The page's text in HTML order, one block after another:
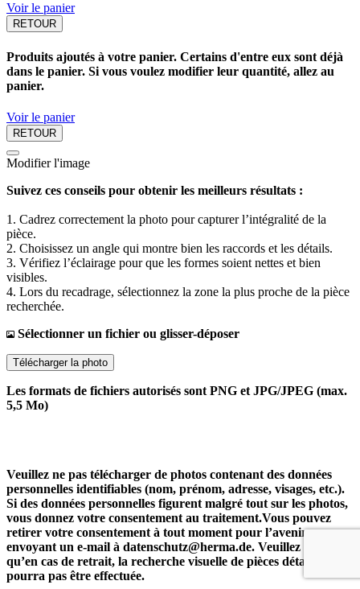
Voir le panier
RETOUR
Produits ajoutés à votre panier. Certains d'entre eux sont déjà
dans le panier. Si vous voulez modifier leur quantité, allez au
panier.
Voir le panier
RETOUR
Modifier l'image
Suivez ces conseils pour obtenir les meilleurs résultats :
1. Cadrez correctement la photo pour capturer l’intégralité de la
pièce.
2. Choisissez un angle qui montre bien les raccords et les détails.
3. Vérifiez l’éclairage pour que les formes soient nettes et bien
visibles.
4. Lors du recadrage, sélectionnez la zone la plus proche de la pièce
recherchée.
Sélectionner un fichier ou glisser-déposer
Télécharger la photo
Les formats de fichiers autorisés sont PNG et JPG/JPEG (max.
5,5 Mo)
Veuillez ne pas télécharger de photos contenant des données
personnelles identifiables (nom, prénom, adresse, visages, etc.).
Si des données personnelles figurent malgré tout sur les photos,
vous donnez votre consentement au traitement.Vous pouvez
retirer votre consentement à tout moment pour l’avenir en
envoyant un e-mail à datenschutz@herma.de. Veuillez noter
qu’en cas de retrait, la recherche visuelle de pièces détachées ne
pourra pas être effectuée.